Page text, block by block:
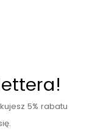
5% rabatu